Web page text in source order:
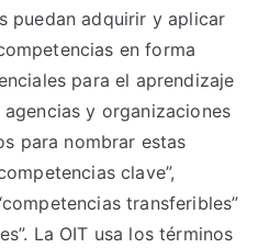
puedan adquirir y aplicar
en forma
para el aprendizaje
y organizaciones
para nombrar estas
clave”,
transferibles”
La OIT usa los términos